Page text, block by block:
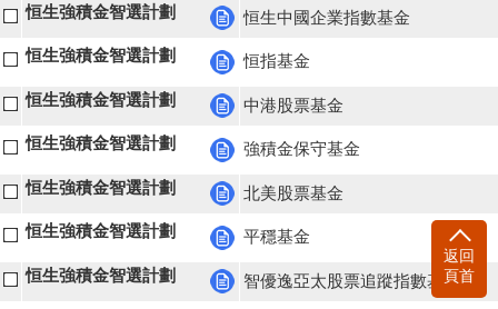
恒生強積金智選計劃
恒生中國企業指數基金
恒生強積金智選計劃 恒指基金
恒生強積金智選計劃 中港股票基金
恒生強積金智選計劃 強積金保守基金
恒生強積金智選計劃 北美股票基金
恒生強積金智選計劃 平穩基金
恒生強積金智選計劃 智優逸亞太股票追蹤指數基金
返回
頁首